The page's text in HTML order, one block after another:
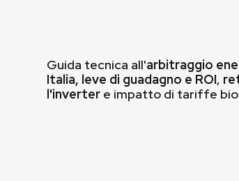
Guida tecnica all'arbitraggio
Italia, leve di guadagno e ROI,
l'inverter e impatto di tariffe